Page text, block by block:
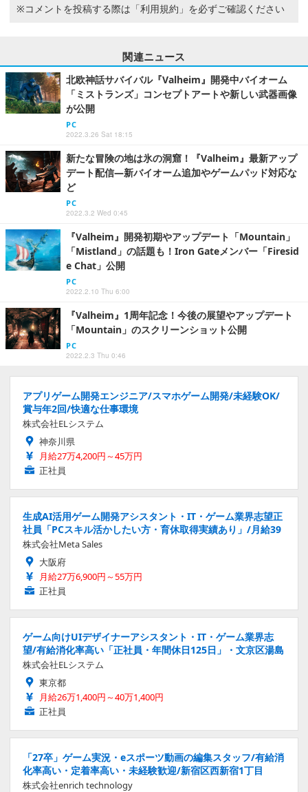
※コメントを投稿する際は 「利用規約」 を必ずご確認ください
関連ニュース
北欧神話サバイバル『Valheim』開発中バイオーム
「ミストランズ」コンセプトアートや新しい武器画像
が公開
PC
2022.3.26 Sat 18:15
新たな冒険の地は氷の洞窟！『Valheim』最新アップ
デート配信―新バイオーム追加やゲームパッド対応な
ど
PC
2022.3.2 Wed 0:45
『Valheim』開発初期やアップデート「Mountain」
「Mistland」の話題も！Iron Gateメンバー「Firesid
e Chat」公開
PC
2022.2.10 Thu 6:00
『Valheim』1周年記念！今後の展望やアップデート
「Mountain」のスクリーンショット公開
PC
2022.2.3 Thu 0:46
アプリゲーム開発エンジニア/スマホゲーム開発/未経験OK/
賞与年2回/快適な仕事環境
株式会社ELシステム
神奈川県
月給27万4,200円～45万円
正社員
生成AI活用ゲーム開発アシスタント・IT・ゲーム業界志望正
社員「PCスキル活かしたい方・育休取得実績あり」/月給39
株式会社Meta Sales
大阪府
月給27万6,900円～55万円
正社員
ゲーム向けUIデザイナーアシスタント・IT・ゲーム業界志
望/有給消化率高い「正社員・年間休日125日」・文京区湯島
株式会社ELシステム
東京都
月給26万1,400円～40万1,400円
正社員
「27卒」ゲーム実況・eスポーツ動画の編集スタッフ/有給消
化率高い・定着率高い・未経験歓迎/新宿区西新宿1丁目
株式会社enrich technology